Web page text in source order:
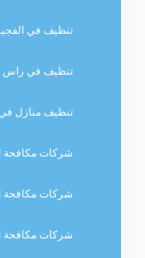
تنظيف في
تنظيف في راس
تنظيف منازل في
شركات مكافحة
شركات مكافحة
شركات مكافحة